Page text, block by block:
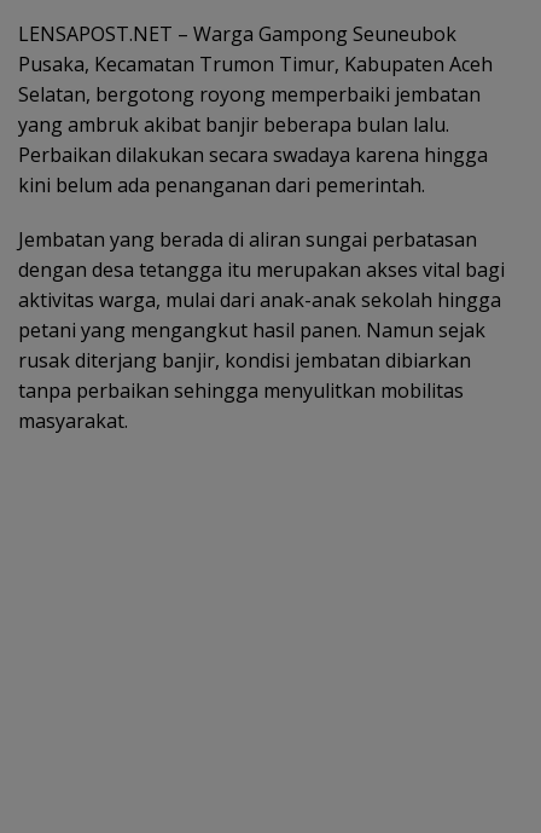
LENSAPOST.NET – Warga Gampong Seuneubok
Pusaka, Kecamatan Trumon Timur, Kabupaten Aceh
Selatan, bergotong royong memperbaiki jembatan
yang ambruk akibat banjir beberapa bulan lalu.
Perbaikan dilakukan secara swadaya karena hingga
kini belum ada penanganan dari pemerintah.
Jembatan yang berada di aliran sungai perbatasan
dengan desa tetangga itu merupakan akses vital bagi
aktivitas warga, mulai dari anak-anak sekolah hingga
petani yang mengangkut hasil panen. Namun sejak
rusak diterjang banjir, kondisi jembatan dibiarkan
tanpa perbaikan sehingga menyulitkan mobilitas
masyarakat.